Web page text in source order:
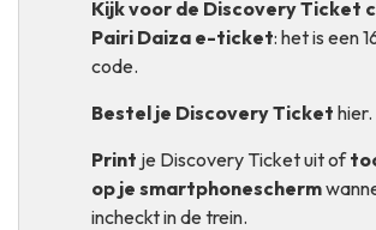
Kijk voor de Discovery Ticket
Pairi Daiza e-ticket: het is een
code.
Bestel je Discovery Ticket hier.
Print je Discovery Ticket uit of
op je smartphonescherm
incheckt in de trein.